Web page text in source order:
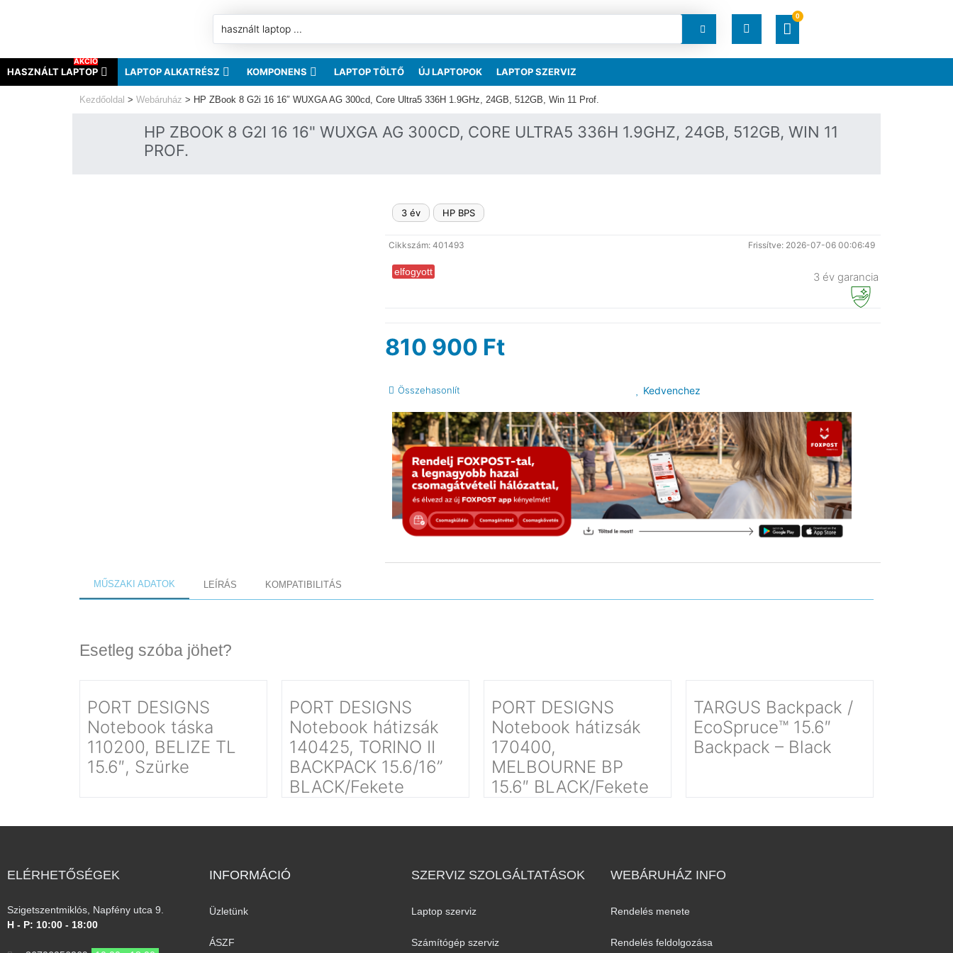
RENDELÉSEK
0
HASZNÁLT LAPTOP
AKCIÓ
LAPTOP ALKATRÉSZ KOMPONENS LAPTOP TÖLTŐ ÚJ LAPTOPOK LAPTOP SZERVIZ
Kezdőoldal > Webáruház > HP ZBook 8 G2i 16 16″ WUXGA AG 300cd, Core Ultra5 336H 1.9GHz, 24GB, 512GB, Win 11 Prof.
HP ZBOOK 8 G2I 16 16" WUXGA AG 300CD, CORE ULTRA5 336H 1.9GHZ, 24GB, 512GB, WIN 11
PROF.
3 év HP BPS
Cikkszám: 401493 Frissítve: 2026-07-06 00:06:49
elfogyott 3 év garancia
810 900 Ft
Összehasonlít Kedvenchez
MŰSZAKI ADATOK LEÍRÁS KOMPATIBILITÁS
Esetleg szóba jöhet?
PORT DESIGNS
Notebook táska
110200, BELIZE TL
15.6″, Szürke
PORT DESIGNS
Notebook hátizsák
140425, TORINO II
BACKPACK 15.6/16’’
BLACK/Fekete
PORT DESIGNS
Notebook hátizsák
170400,
MELBOURNE BP
15.6″ BLACK/Fekete
TARGUS Backpack /
EcoSpruce™ 15.6″
Backpack – Black
ELÉRHETŐSÉGEK
Szigetszentmiklós, Napfény utca 9.
H - P: 10:00 - 18:00
INFORMÁCIÓ​
Üzletünk
ÁSZF
SZERVIZ SZOLGÁLTATÁSOK
Laptop szerviz
Számítógép szerviz
WEBÁRUHÁZ INFO
Rendelés menete
Rendelés feldolgozása